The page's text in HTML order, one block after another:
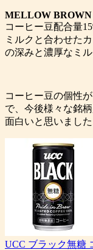
MELLOW BROWN
コーヒー豆配合量
ミルクと合わせた
の深みと濃厚なミ
コーヒー豆の個性
で、今後様々な銘
面白いと思いまし
UCC ブラック無糖